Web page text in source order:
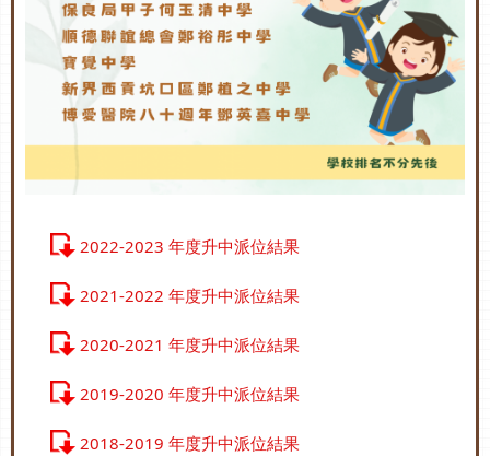
2022-2023 年度升中派位結果
2021-2022 年度升中派位結果
2020-2021 年度升中派位結果
2019-2020 年度升中派位結果
2018-2019 年度升中派位結果